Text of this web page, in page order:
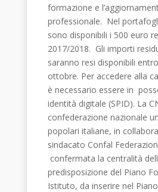
formazione e
professionale. Nel
sono disponibili i 500 euro
2017/2018. Gli importi
saranno resi disponibili
ottobre. Per accedere alla
è necessario essere in
identità digitale (SPID). La
confederazione nazionale
popolari italiane, in
sindacato Confal
confermata la centralità
predisposizione del Piano
Istituto, da inserire nel